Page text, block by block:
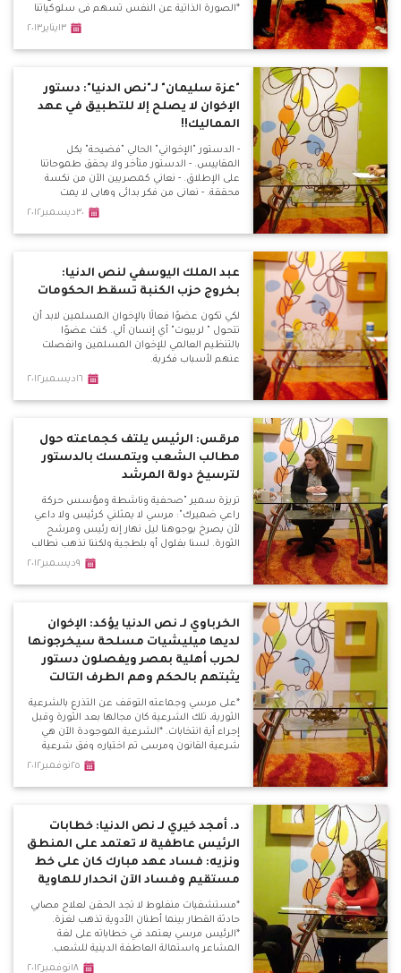
*الصورة الذاتية عن النفس تسهم في سلوكياتنا
وأفعالنا تجاه نفسنا وتجاه الآخرين وعلم البرمجة
بالبرمجة العصبية في عدة حالات كالخوف المرضي
البرمجة خمسة : الأسرة، المدرسة، دور العبادة،
الأصدقاء، أنا.
١٣يناير٢٠١٣
"عزة سليمان" لـ"نص الدنيا": دستور
الإخوان لا يصلح إلا للتطبيق في عهد
المماليك!!
- الدستور "الإخواني" الحالي "فضيحة" بكل
المقاييس. - الدستور متأخر ولا يحقق طموحاتنا
على الإطلاق. - نعاني كمصريين الآن من نكسة
محققة. - نعاني من فكر بدائي وهابي لا يمت
للمصريين بصلة. - هذا الدستور يصلح للتطبيق
حتى نعيد لمصر هويتها وحضارتها.
٣٠ديسمبر٢٠١٢
عبد الملك اليوسفي لنص الدنيا:
بخروج حزب الكنبة تسقط الحكومات
لكي تكون عضوًا فعالًا بالإخوان المسلمين لابد أن
تتحول " لريبوت" أي إنسان ألي. كنت عضوًا
بالتنظيم العالمي للإخوان المسلمين وانفصلت
عنهم لأسباب فكرية.
١٦ديسمبر٢٠١٢
مرقس: الرئيس يلتف كجماعته حول
مطالب الشعب ويتمسك بالدستور
لترسيخ دولة المرشد
تريزة سمير "صحفية وناشطة ومؤسس حركة
راعي ضميرك": مرسي لا يمثلني كرئيس ولا داعي
لأن يصرخ بوجوهنا ليل نهار إنه رئيس ومرشح
الثورة. لسنا بفلول أو بلطجية ولكننا نذهب نطالب
بحقوقنا حاملين أرواحنا على كفوفنا لأجل مصر.
بالميدان حتى تحقيق مطالبنا أو الموت فداءًا
٩ديسمبر٢٠١٢
الخرباوي لـ نص الدنيا يؤكد: الإخوان
لديها ميليشيات مسلحة سيخرجونها
لحرب أهلية بمصر ويفصلون دستور
يثبتهم بالحكم وهم الطرف التالت
*على مرسي وجماعته التوقف عن التذرع بالشرعية
الثورية، تلك الشرعية كان مجالها بعد الثورة وقبل
إجراء أية انتخابات. *الشرعية الموجودة الآن هي
شرعية القانون ومرسي تم اختياره وفق شرعية
القانون وليس شرعية الثورة، فهو لم يكن قائد
بغير منطقه.
٢٥نوفمبر٢٠١٢
د. أمجد خيري لـ نص الدنيا: خطابات
الرئيس عاطفية لا تعتمد على المنطق
ونزيه: فساد عهد مبارك كان على خط
مستقيم وفساد الآن انحدار للهاوية
*مستشفيات منفلوط لا تجد الحقن لعلاج مصابي
حادثة القطار بينما أطنان الأدوية تذهب لغزة.
*الرئيس مرسي يعتمد في خطاباته على لغة
المشاعر واستمالة العاطفة الدينية للشعب.
*خطاباته تتسم بالحنجورية أكتر منها خطابات
١٨نوفمبر٢٠١٢